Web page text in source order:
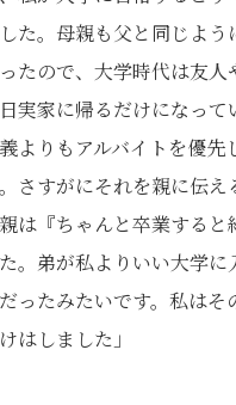
た。母親も父と同じよう
たので、大学時代は友人
実家に帰るだけになって
よりもアルバイトを優先
さすがにそれを親に伝
は『ちゃんと卒業すると
。弟が私よりいい大学に
ったみたいです。私はそ
はしました」